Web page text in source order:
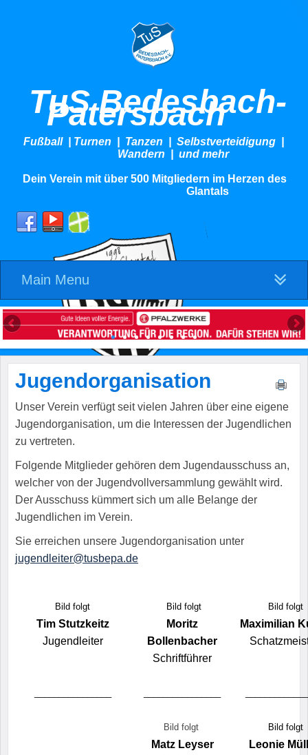
TuS Bedesbach-
Patersbach
Fußball | Turnen | Tanzen | Selbstverteidigung |
Wandern | und mehr
Dein Verein mit über 500 Mitgliedern im Herzen des
Glantals
Main Menu
Jugendorganisation
Unser Verein verfügt seit vielen Jahren über eine eigene
Jugendorganisation, um die Interessen der Jugendlichen
zu vertreten.
Folgende Mitglieder gehören dem Jugendausschuss an,
welcher von der Jugendvollversammlung gewählt wird.
Der Ausschuss kümmert sich um alle Belange der
Jugendlichen im Verein.
Sie erreichen unsere Jugendorganisation unter
jugendleiter@tusbepa.de
Bild folgt Bild folgt Bild folgt
Tim Stutzkeitz
Jugendleiter
Moritz
Bollenbacher
Schriftführer
Maximilian
Bild folgt Bild folgt
Matz Leyser
Leonie